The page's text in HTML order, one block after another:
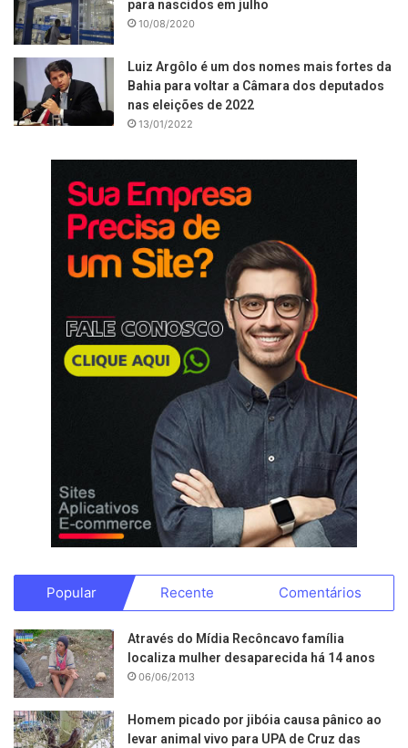
para nascidos em julho
10/08/2020
Luiz Argôlo é um dos nomes mais fortes da
Bahia para voltar a Câmara dos deputados
nas eleições de 2022
13/01/2022
Popular Recente Comentários
Através do Mídia Recôncavo família
localiza mulher desaparecida há 14 anos
06/06/2013
Homem picado por jibóia causa pânico ao
levar animal vivo para UPA de Cruz das